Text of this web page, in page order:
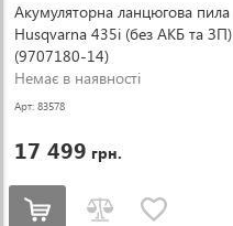
Акумуляторна ланцюгова пила
Husqvarna 435i (без АКБ та ЗП)
(9707180-14)
Немає в наявності
Арт: 83578
17 499 грн.